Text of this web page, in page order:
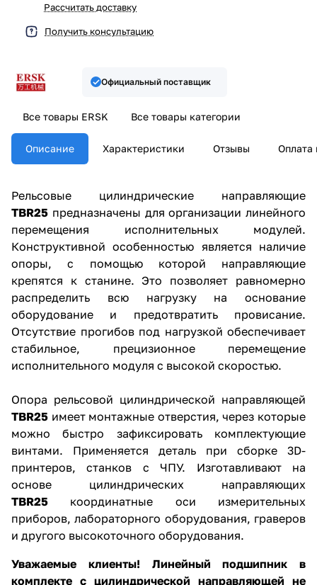
Рассчитать доставку
Получить консультацию
Официальный поставщик
Все товары ERSK Все товары категории
Описание Характеристики Отзывы Оплата
Рельсовые цилиндрические направляющие
TBR25 предназначены для организации линейного
перемещения исполнительных модулей.
Конструктивной особенностью является наличие
опоры, с помощью которой направляющие
крепятся к станине. Это позволяет равномерно
распределить всю нагрузку на основание
оборудование и предотвратить провисание.
Отсутствие прогибов под нагрузкой обеспечивает
стабильное, прецизионное перемещение
исполнительного модуля с высокой скоростью.
Опора рельсовой цилиндрической направляющей
TBR25 имеет монтажные отверстия, через которые
можно быстро зафиксировать комплектующие
винтами. Применяется деталь при сборке 3D-
принтеров, станков с ЧПУ. Изготавливают на
основе цилиндрических направляющих
TBR25 координатные оси измерительных
приборов, лабораторного оборудования, граверов
и другого высокоточного оборудования.
Уважаемые клиенты! Линейный подшипник в
комплекте с цилиндрической направляющей не